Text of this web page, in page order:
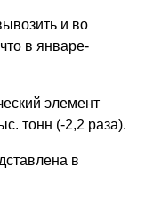
и во
в январе-
элемент
тонн (-2,2 раза).
в